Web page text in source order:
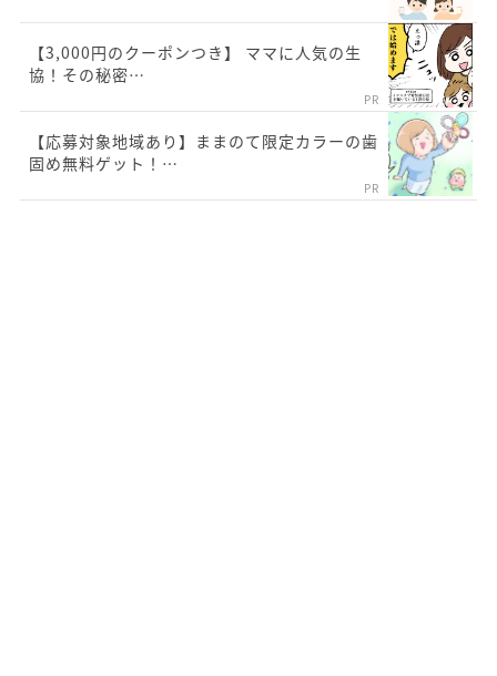
【3,000円のクーポンつき】 ママに人気の生
協！その秘密…
PR
【応募対象地域あり】ままのて限定カラーの歯
固め無料ゲット！…
PR